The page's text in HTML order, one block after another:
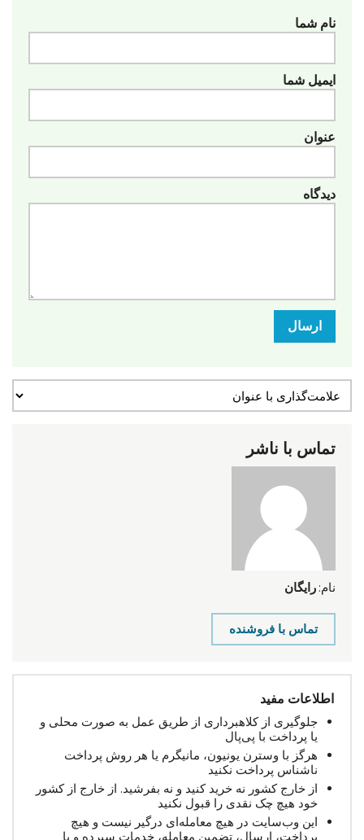
نام شما
ایمیل شما
عنوان
دیدگاه
ارسال
تماس با ناشر
نام: رایگان
تماس با فروشنده
اطلاعات مفید
جلوگیری از کلاهبرداری از طریق عمل به صورت محلی و
یا پرداخت با پی‌پال
هرگز با وسترن یونیون، مانیگرم یا هر روش پرداخت
ناشناس پرداخت نکنید
از خارج کشور نه خرید کنید و نه بفرشید. از خارج از کشور
خود هیچ چک نقدی را قبول نکنید
این وب‌سایت در هیچ معامله‌ای درگیر نیست و هیچ